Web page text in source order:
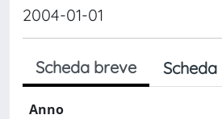
2004-01-01
Scheda breve
Anno